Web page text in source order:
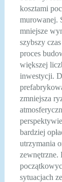
kosztami
murowanej.
mniejsze
szybszy
proces
większej
inwestycji.
zmniejsza
bardziej
utrzymania
zewnętrzne.
sytuacjach